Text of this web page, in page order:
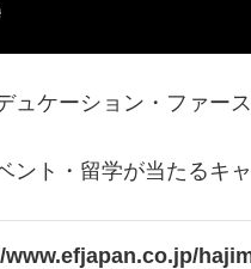
ュケーション・ファー
ト・留学が当たるキ